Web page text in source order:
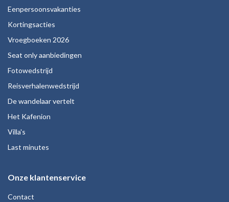
Eenpersoonsvakanties
Kortingsacties
Vroegboeken 2026
Seat only aanbiedingen
Fotowedstrijd
Reisverhalenwedstrijd
De wandelaar vertelt
Het Kafenion
Villa's
Last minutes
Onze klantenservice
Contact